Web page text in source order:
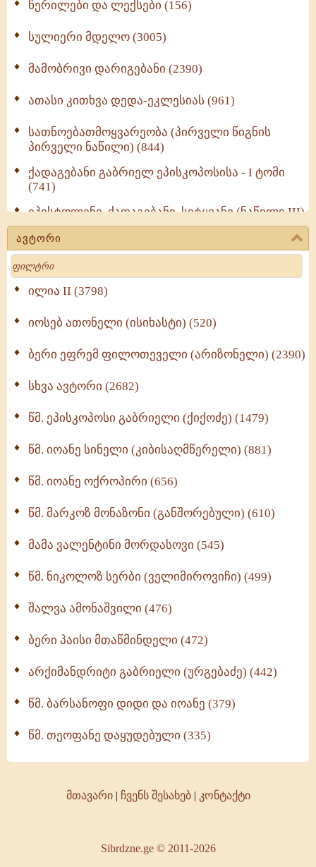
წერილები და ლექსები (156)
სულიერი მდელო (3005)
მამობრივი დარიგებანი (2390)
ათასი კითხვა დედა-ეკლესიას (961)
სათნოებათმოყვარეობა (პირველი წიგნის
პირველი ნაწილი) (844)
ქადაგებანი გაბრიელ ეპისკოპოსისა - I ტომი
(741)
ეპისტოლენი, ქადაგებანი, სიტყვანი (ნაწილი III)
(723)
მოძღვრის ძალზე სასარგებლო რჩევები
მრევლისათვის (545)
Wisdomge (514)
ქადაგებანი გაბრიელ ეპისკოპოსისა - II ტომი
სულიერი ცხოვრების სახელმძღვანელო -
ნაწილი II (369)
ავტორი
Search
ილია II (3798)
იოსებ ათონელი (ისიხასტი) (520)
ბერი ეფრემ ფილოთეველი (არიზონელი) (2390)
სხვა ავტორი (2682)
წმ. ეპისკოპოსი გაბრიელი (ქიქოძე) (1479)
წმ. იოანე სინელი (კიბისაღმწერელი) (881)
წმ. იოანე ოქროპირი (656)
წმ. მარკოზ მონაზონი (განშორებული) (610)
მამა ვალენტინი მორდასოვი (545)
წმ. ნიკოლოზ სერბი (ველიმიროვიჩი) (499)
შალვა ამონაშვილი (476)
ბერი პაისი მთაწმინდელი (472)
არქიმანდრიტი გაბრიელი (ურგებაძე) (442)
წმ. ბარსანოფი დიდი და იოანე (379)
წმ. თეოფანე დაყუდებული (335)
მთავარი| ჩვენს შესახებ| კონტაქტი
Sibrdzne.ge © 2011-2026